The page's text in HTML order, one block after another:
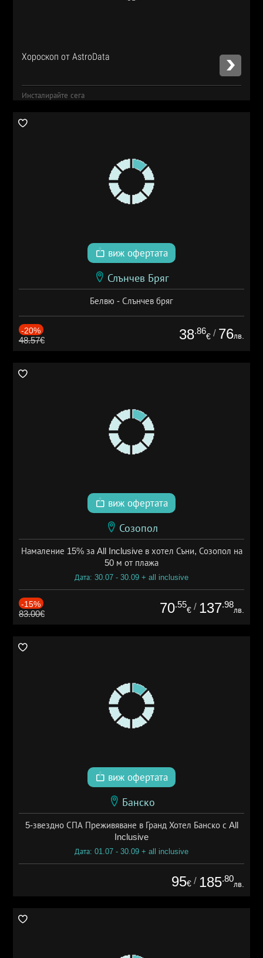
Хороскоп от AstroData
Инсталирайте сега
виж офертата
Слънчев Бряг
Белвю - Слънчев бряг
-20%
48.57€ 38.86
€ / 76лв.
виж офертата
Созопол
Намаление 15% за All Inclusive в хотел Съни, Созопол на
50 м от плажа
Дата: 30.07 - 30.09 + all inclusive
-15%
83.00€ 70.55
€ / 137.98
лв.
виж офертата
Банско
5-звездно СПА Преживяване в Гранд Хотел Банско с All
Inclusive
Дата: 01.07 - 30.09 + all inclusive
95€ / 185.80
лв.